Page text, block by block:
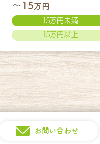
～15万円
15万円未満
15万円以上
お問い合わせ